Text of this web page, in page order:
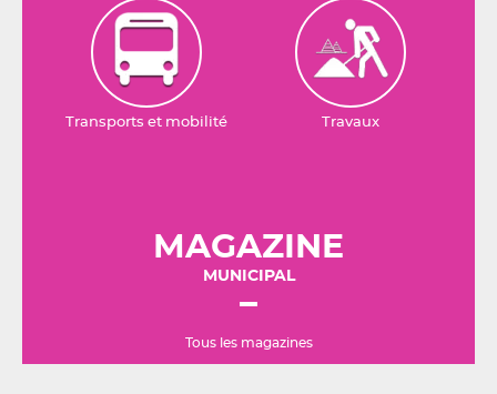
Transports et mobilité Travaux
MAGAZINE
MUNICIPAL
Tous les magazines